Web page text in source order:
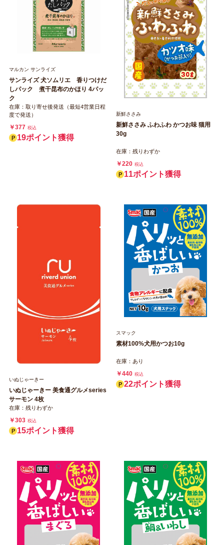
マルカン サンライズ
サンライズ 犬ソムリエ 香りつけだ
しパック 煮干昆布のかほり 4パッ
ク
在庫：取り寄せ後発送（最短4営業日程
度で発送）
￥377 税込
19ポイント獲得
新鮮ささみ
新鮮ささみ ふわふわ かつお味 猫用
30g
在庫：残りわずか
￥220 税込
11ポイント獲得
いぬじゃーきー
いぬじゃーきー 美食通グルメseries
サーモン 4枚
在庫：残りわずか
￥303 税込
15ポイント獲得
スマック
素材100%犬用かつお10g
在庫：あり
￥440 税込
22ポイント獲得